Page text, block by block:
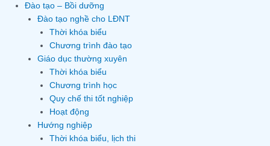
Đào tạo – Bồi dưỡng
Đào tạo nghề cho LĐNT
Thời khóa biểu
Chương trình đào tạo
Giáo dục thường xuyên
Thời khóa biểu
Chương trình học
Quy chế thi tốt nghiệp
Hoạt động
Hướng nghiệp
Thời khóa biểu, lịch thi